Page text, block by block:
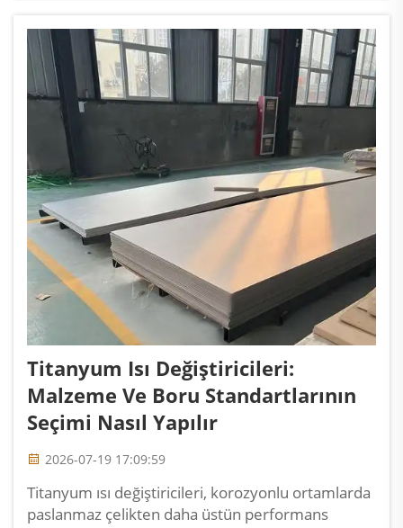
değerine sahip Ti-6Al-4V, bir mukavemet-...
Titanyum Isı Değiştiricileri:
Malzeme Ve Boru Standartlarının
Seçimi Nasıl Yapılır
2026-07-19 17:09:59
Titanyum ısı değiştiricileri, korozyonlu ortamlarda
paslanmaz çelikten daha üstün performans